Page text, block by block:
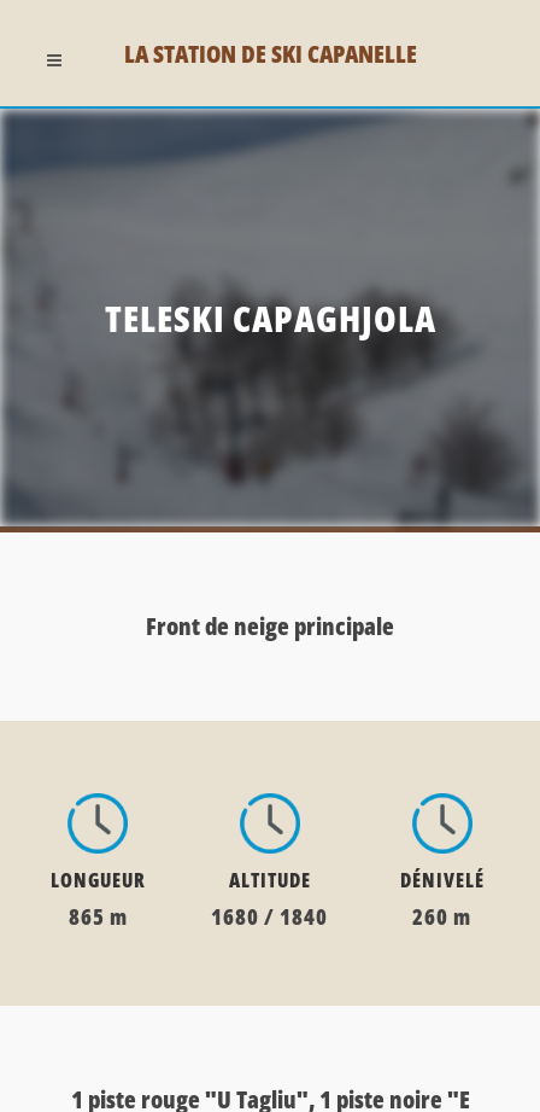
LA STATION DE SKI CAPANELLE
TELESKI CAPAGHJOLA
Front de neige principale
LONGUEUR
865 m
ALTITUDE
1680 / 1840
DÉNIVELÉ
260 m
1 piste rouge "U Tagliu", 1 piste noire "E